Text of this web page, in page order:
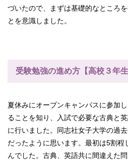
づいたので、まずは基礎的なところ
とを意識しました。
受験勉強の進め方【高校３年生
夏休みにオープンキャンパスに参加
ることを知り、入試で必要な古典と
に行いました。同志社女子大学の過
だったように思います。最初は5割
んでした。古典、英語共に間違えた